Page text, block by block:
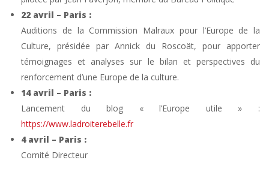
22 avril – Paris :
Auditions de la Commission Malraux pour l’Europe de la
Culture, présidée par Annick du Roscoät, pour apporter
témoignages et analyses sur le bilan et perspectives du
renforcement d’une Europe de la culture.
14 avril – Paris :
Lancement du blog « l’Europe utile » :
https://www.ladroiterebelle.fr
4 avril – Paris :
Comité Directeur